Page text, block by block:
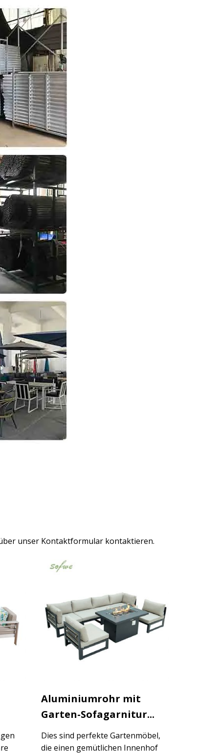
unser Kontaktformular kontaktieren.
Aluminiumrohr mit
Garten-Sofagarnitur...
Dies sind perfekte Gartenmöbel,
die einen gemütlichen Innenhof